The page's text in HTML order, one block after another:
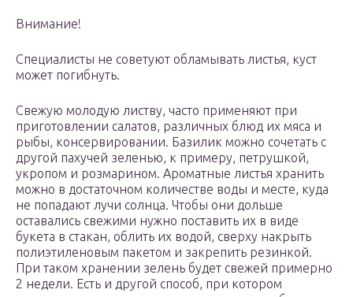
Внимание!
Специалисты не советуют обламывать листья, куст
может погибнуть.
Свежую молодую листву, часто применяют при
приготовлении салатов, различных блюд их мяса и
рыбы, консервировании. Базилик можно сочетать с
другой пахучей зеленью, к примеру, петрушкой,
укропом и розмарином. Ароматные листья хранить
можно в достаточном количестве воды и месте, куда
не попадают лучи солнца. Чтобы они дольше
оставались свежими нужно поставить их в виде
букета в стакан, облить их водой, сверху накрыть
полиэтиленовым пакетом и закрепить резинкой.
При таком хранении зелень будет свежей примерно
2 недели. Есть и другой способ, при котором